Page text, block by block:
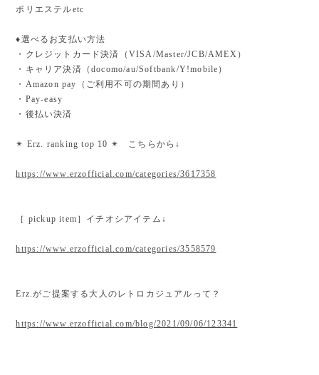
ポリエステルetc
♦︎選べるお支払い方法
・クレジットカード決済（VISA/Master/JCB/AMEX）
・キャリア決済（docomo/au/Softbank/Y!mobile）
・Amazon pay（ご利用不可の期間あり）
・Pay-easy
・後払い決済
✴︎ Erz. ranking top 10 ✴︎ こちらから↓
https://www.erzofficial.com/categories/3617358
［ pickup item］イチオシアイテム↓
https://www.erzofficial.com/categories/3558579
Erz.がご提案する大人のレトロカジュアルって？
https://www.erzofficial.com/blog/2021/09/06/123341